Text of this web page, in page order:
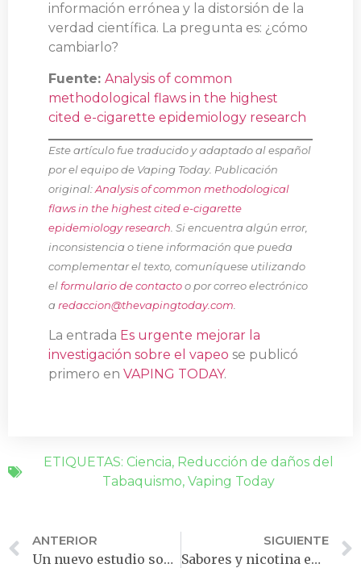
información errónea y la distorsión de la
verdad científica. La pregunta es: ¿cómo
cambiarlo?
Fuente: Analysis of common
methodological flaws in the highest
cited e-cigarette epidemiology research
Este artículo fue traducido y adaptado al español
por el equipo de Vaping Today. Publicación
original:Analysis of common methodological
flaws in the highest cited e-cigarette
epidemiology research . Si encuentra algún error,
inconsistencia o tiene información que pueda
complementar el texto, comuníquese utilizando
elformulario de contactoo por correo electrónico
a redaccion@thevapingtoday.com
La entrada Es urgente mejorar la
investigación sobre el vapeo se publicó
primero en VAPING TODAY.
ETIQUETAS: Ciencia, Reducción de daños del
Tabaquismo, Vaping Today
ANTERIOR
Un nuevo estudio sobre tabaquismo y blancura dental
SIGUIENTE
Sabores y nicotina en el vapeo: potencial y riesgo